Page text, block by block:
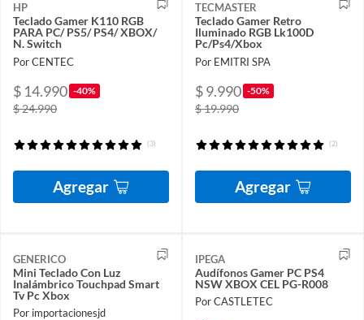
HP
Teclado Gamer K110 RGB
PARA PC/ PS5/ PS4/ XBOX/
N. Switch
Por CENTEC
$ 14.990 -40%
$ 24.990
(3)
Agregar
TECMASTER
Teclado Gamer Retro
Iluminado RGB Lk100D
Pc/Ps4/Xbox
Por EMITRI SPA
$ 9.990 -50%
$ 19.990
(2)
Agregar
GENERICO
Mini Teclado Con Luz
Inalámbrico Touchpad Smart
Tv Pc Xbox
Por importacionesjd
IPEGA
Audífonos Gamer PC PS4
NSW XBOX CEL PG-R008
Por CASTLETEC